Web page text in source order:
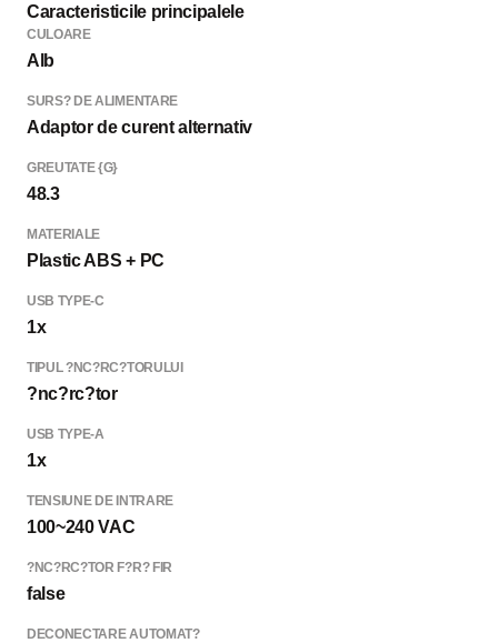
Caracteristicile principalele
CULOARE
Alb
SURS? DE ALIMENTARE
Adaptor de curent alternativ
GREUTATE {G}
48.3
MATERIALE
Plastic ABS + PC
USB TYPE-C
1x
TIPUL ?NC?RC?TORULUI
?nc?rc?tor
USB TYPE-A
1x
TENSIUNE DE INTRARE
100~240 VAC
?NC?RC?TOR F?R? FIR
false
DECONECTARE AUTOMAT?